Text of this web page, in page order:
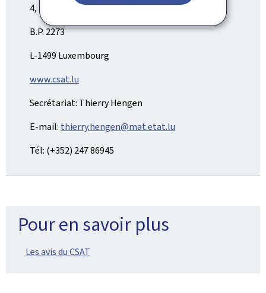
4, place de l'Europe
B.P. 2273
L-1499 Luxembourg
www.csat.lu
Secrétariat: Thierry Hengen
E-mail: thierry.hengen@mat.etat.lu
Tél: (+352) 247 86945
Pour en savoir plus
Les avis du CSAT